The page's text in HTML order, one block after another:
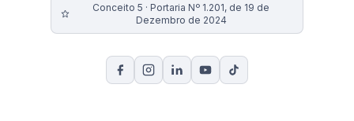
Conceito 5 · Portaria Nº 1.201, de 19 de
Dezembro de 2024